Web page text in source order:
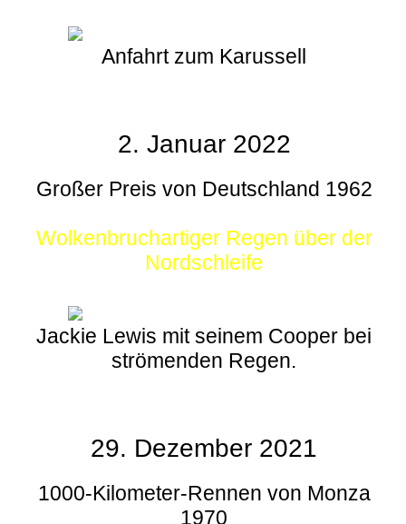
Anfahrt zum Karussell
2. Januar 2022
Großer Preis von Deutschland 1962
Wolkenbruchartiger Regen über der
Nordschleife
Jackie Lewis mit seinem Cooper bei
strömenden Regen.
29. Dezember 2021
1000-Kilometer-Rennen von Monza
1970